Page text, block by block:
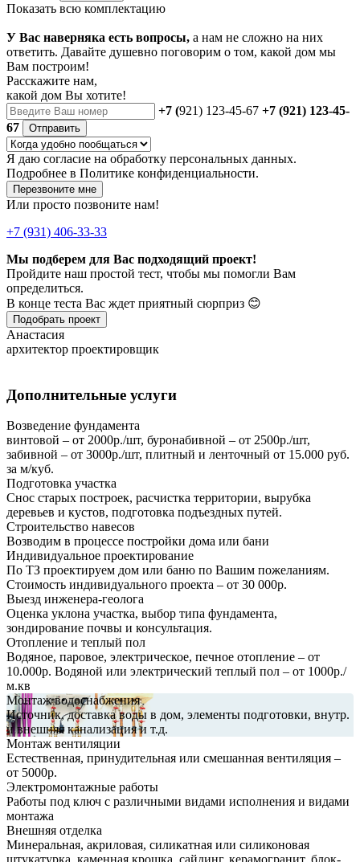
Показать всю комплектацию
У Вас наверняка есть вопросы, а нам не сложно на них
ответить. Давайте душевно поговорим о том, какой дом мы
Вам построим!
Расскажите нам,
какой дом Вы хотите!
+7 (921) 123-45-67 +7 (921) 123-45-
67
Отправить
Я даю согласие на обработку персональных данных.
Подробнее в Политике конфиденциальности.
Перезвоните мне
Или просто позвоните нам!
+7 (931) 406-33-33
Мы подберем для Вас подходящий проект!
Пройдите наш простой тест, чтобы мы помогли Вам
определиться.
В конце теста Вас ждет приятный сюрприз 😊
Подобрать проект
Анастасия
архитектор проектировщик
Дополнительные услуги
Возведение фундамента
винтовой – от 2000р./шт, буронабивной – от 2500р./шт,
забивной – от 3000р./шт, плитный и ленточный от 15.000 руб.
за м/куб.
Подготовка участка
Снос старых построек, расчистка территории, вырубка
деревьев и кустов, подготовка подъездных путей.
Строительство навесов
Возводим в процессе постройки дома или бани
Индивидуальное проектирование
По ТЗ проектируем дом или баню по Вашим пожеланиям.
Стоимость индивидуального проекта – от 30 000р.
Выезд инженера-геолога
Оценка уклона участка, выбор типа фундамента,
зондирование почвы и консультация.
Отопление и теплый пол
Водяное, паровое, электрическое, печное отопление – от
10.000р. Водяной или электрический теплый пол – от 1000р./
м.кв
Монтаж водоснабжения
Источник, доставка воды в дом, элементы подготовки, внутр.
и внешняя канализация и т.д.
Монтаж вентиляции
Естественная, принудительная или смешанная вентиляция –
от 5000р.
Электромонтажные работы
Работы под ключ с различными видами исполнения и видами
монтажа
Внешняя отделка
Минеральная, акриловая, силикатная или силиконовая